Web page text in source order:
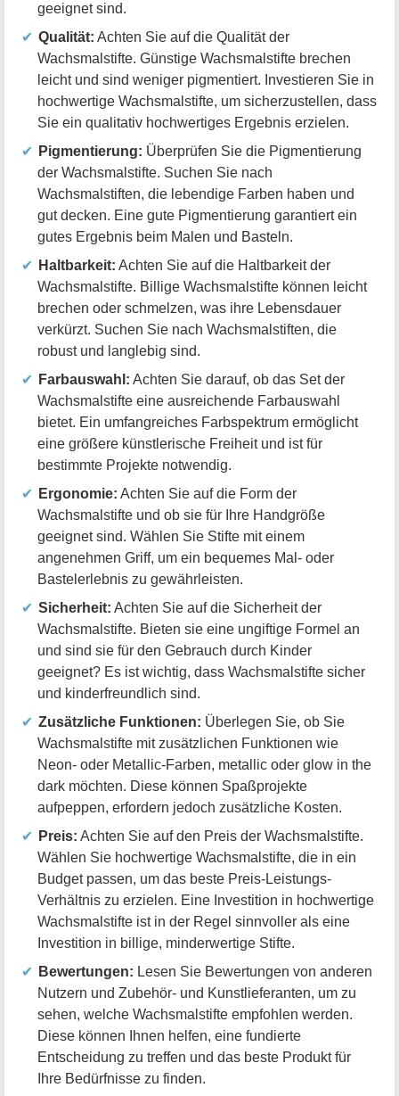
geeignet sind.
Qualität: Achten Sie auf die Qualität der
Wachsmalstifte. Günstige Wachsmalstifte brechen
leicht und sind weniger pigmentiert. Investieren Sie in
hochwertige Wachsmalstifte, um sicherzustellen, dass
Sie ein qualitativ hochwertiges Ergebnis erzielen.
Pigmentierung: Überprüfen Sie die Pigmentierung
der Wachsmalstifte. Suchen Sie nach
Wachsmalstiften, die lebendige Farben haben und
gut decken. Eine gute Pigmentierung garantiert ein
gutes Ergebnis beim Malen und Basteln.
Haltbarkeit: Achten Sie auf die Haltbarkeit der
Wachsmalstifte. Billige Wachsmalstifte können leicht
brechen oder schmelzen, was ihre Lebensdauer
verkürzt. Suchen Sie nach Wachsmalstiften, die
robust und langlebig sind.
Farbauswahl: Achten Sie darauf, ob das Set der
Wachsmalstifte eine ausreichende Farbauswahl
bietet. Ein umfangreiches Farbspektrum ermöglicht
eine größere künstlerische Freiheit und ist für
bestimmte Projekte notwendig.
Ergonomie: Achten Sie auf die Form der
Wachsmalstifte und ob sie für Ihre Handgröße
geeignet sind. Wählen Sie Stifte mit einem
angenehmen Griff, um ein bequemes Mal- oder
Bastelerlebnis zu gewährleisten.
Sicherheit: Achten Sie auf die Sicherheit der
Wachsmalstifte. Bieten sie eine ungiftige Formel an
und sind sie für den Gebrauch durch Kinder
geeignet? Es ist wichtig, dass Wachsmalstifte sicher
und kinderfreundlich sind.
Zusätzliche Funktionen: Überlegen Sie, ob Sie
Wachsmalstifte mit zusätzlichen Funktionen wie
Neon- oder Metallic-Farben, metallic oder glow in the
dark möchten. Diese können Spaßprojekte
aufpeppen, erfordern jedoch zusätzliche Kosten.
Preis: Achten Sie auf den Preis der Wachsmalstifte.
Wählen Sie hochwertige Wachsmalstifte, die in ein
Budget passen, um das beste Preis-Leistungs-
Verhältnis zu erzielen. Eine Investition in hochwertige
Wachsmalstifte ist in der Regel sinnvoller als eine
Investition in billige, minderwertige Stifte.
Bewertungen: Lesen Sie Bewertungen von anderen
Nutzern und Zubehör- und Kunstlieferanten, um zu
sehen, welche Wachsmalstifte empfohlen werden.
Diese können Ihnen helfen, eine fundierte
Entscheidung zu treffen und das beste Produkt für
Ihre Bedürfnisse zu finden.